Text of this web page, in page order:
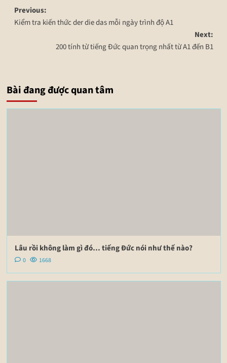
Previous:
Kiểm tra kiến thức der die das mỗi ngày trình độ A1
Next:
200 tính từ tiếng Đức quan trọng nhất từ A1 đến B1
Bài đang được quan tâm
Lâu rồi không làm gì đó… tiếng Đức nói như thế nào?
0 1668